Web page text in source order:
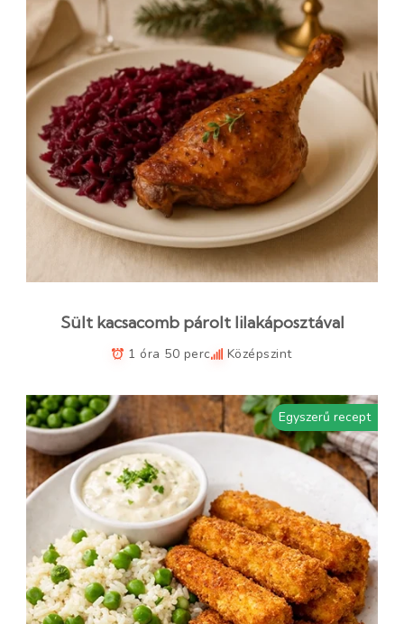
Sült kacsacomb párolt lilakáposztával
1 óra 50 perc Középszint
Egyszerű recept